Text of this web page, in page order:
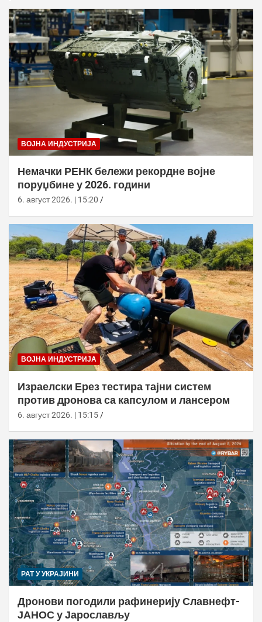
ВОЈНА ИНДУСТРИЈА
Немачки РЕНК бележи рекордне војне
поруџбине у 2026. години
6. август 2026. | 15:20
ВОЈНА ИНДУСТРИЈА
Израелски Ерез тестира тајни систем
против дронова са капсулом и лансером
6. август 2026. | 15:15
РАТ У УКРАЈИНИ
Дронови погодили рафинерију Славнефт-
ЈАНОС у Јарослављу